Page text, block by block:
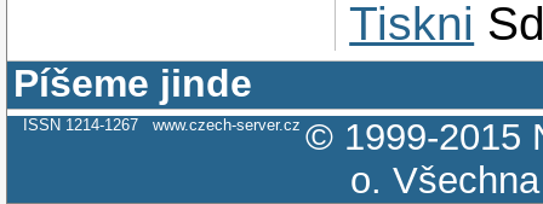
Tiskni
Píšeme jinde
ISSN 1214-1267 www.czech-server.cz © 1999-2015
o.